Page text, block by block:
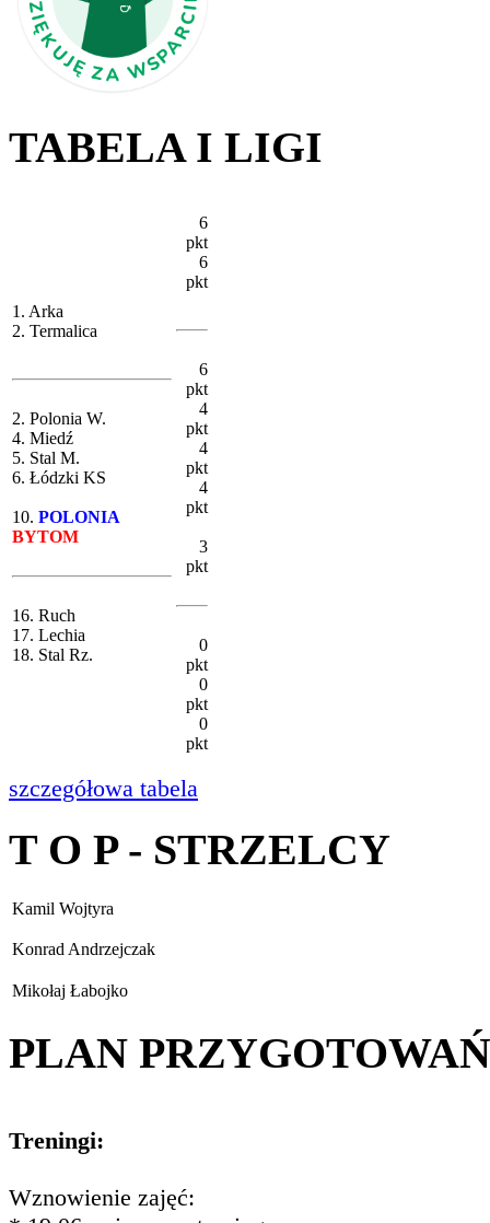
TABELA I LIGI
1. Arka
2. Termalica
2. Polonia W.
4. Miedź
5. Stal M.
6. Łódzki KS
10. POLONIA
BYTOM
16. Ruch
17. Lechia
18. Stal Rz.
6
pkt
6
pkt
6
pkt
4
pkt
4
pkt
4
pkt
3
pkt
0
pkt
0
pkt
0
pkt
szczegółowa tabela
T O P - STRZELCY
Kamil Wojtyra
Konrad Andrzejczak
Mikołaj Łabojko
PLAN PRZYGOTOWAŃ
Treningi:
Wznowienie zajęć: